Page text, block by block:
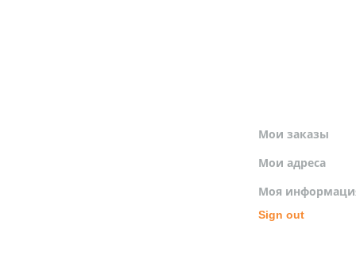
Мои заказы
Мои адреса
Моя
Sign out